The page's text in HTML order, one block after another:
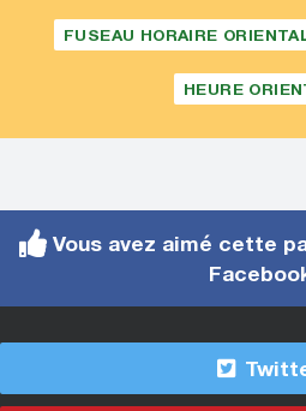
FUSEAU HORAIRE
HEURE
Vous avez aimé cette